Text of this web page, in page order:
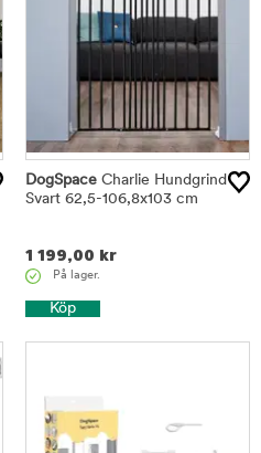
DogSpace Charlie Hundgrind
Svart 62,5-106,8x103 cm
1 199,00 kr
På lager.
Köp